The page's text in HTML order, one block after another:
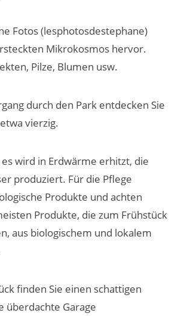
Fotos (lesphotosdestephane)
Mikrokosmos hervor.
Pilze, Blumen usw.
durch den Park entdecken Sie
vierzig.
wird in Erdwärme erhitzt, die
produziert. Für die Pflege
Produkte und achten
Produkte, die zum Frühstück
aus biologischem und lokalem
finden Sie einen schattigen
überdachte Garage